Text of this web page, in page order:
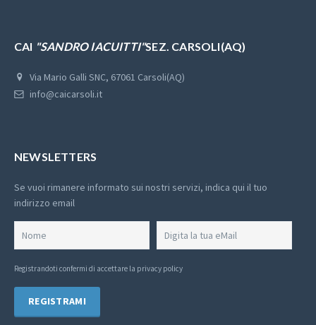
CAI "SANDRO IACUITTI"SEZ. CARSOLI(AQ)
Via Mario Galli SNC, 67061 Carsoli(AQ)
info@caicarsoli.it
NEWSLETTERS
Se vuoi rimanere informato sui nostri servizi, indica qui il tuo
indirizzo email
Registrandoti confermi di accettare la privacy policy